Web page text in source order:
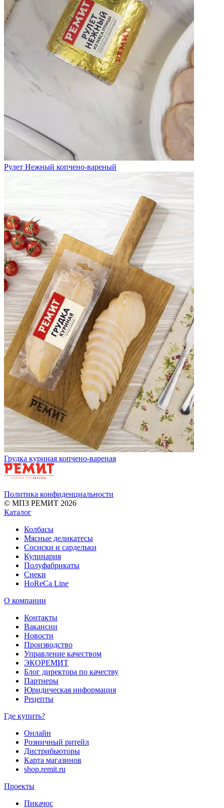
Рулет Нежный копчено-вареный
Грудка куриная копчено-вареная
Политика конфиденциальности
© МПЗ РЕМИТ 2026
Каталог
Колбасы
Мясные деликатесы
Сосиски и сардельки
Кулинария
Полуфабрикаты
Снеки
HoReCa Line
О компании
Контакты
Вакансии
Новости
Производство
Управление качеством
ЭКОРЕМИТ
Блог директора по качеству
Партнеры
Юридическая информация
Рецепты
Где купить?
Онлайн
Розничный ритейл
Дистрибьюторы
Карта магазинов
shop.remit.ru
Проекты
Пикачос